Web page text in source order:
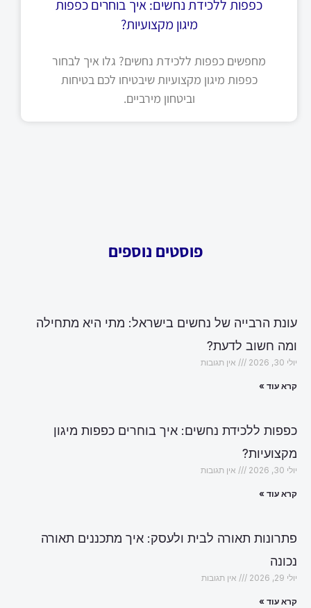
כפפות ללכידת נחשים: איך בוחרים כפפות
מיגון מקצועיות?
מחפשים כפפות ללכידת נחשים? גלו איך לבחור
כפפות מיגון מקצועיות שיבטיחו לכם בטיחות
וביטחון מירביים.
פוסטים נוספים
עונת הרבייה של נחשים בישראל: מתי היא מתחילה
ומה חשוב לדעת?
יולי 30, 2026 אין תגובות
קרא עוד »
כפפות ללכידת נחשים: איך בוחרים כפפות מיגון
מקצועיות?
יולי 30, 2026 אין תגובות
קרא עוד »
פתרונות תאורה לבית ולעסק: איך מתכננים תאורה
נכונה
יולי 29, 2026 אין תגובות
קרא עוד »